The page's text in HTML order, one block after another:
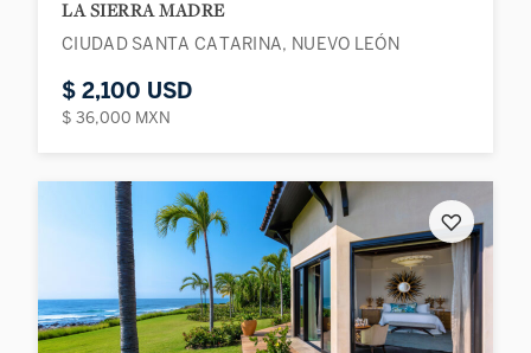
LA SIERRA MADRE
CIUDAD SANTA CATARINA, NUEVO LEÓN
$ 2,100 USD
$ 36,000 MXN
♡